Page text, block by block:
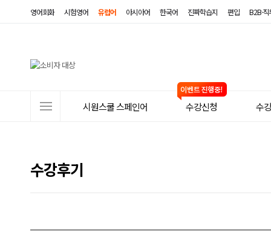
영어회화 시험영어 유럽어 아시아어 한국어 진짜학습지 편입 B2B·
뉴
시원스쿨 스페인어 수강신청 수
수강후기